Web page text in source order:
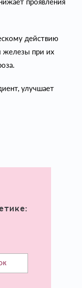
действию
железы при их
улучшает